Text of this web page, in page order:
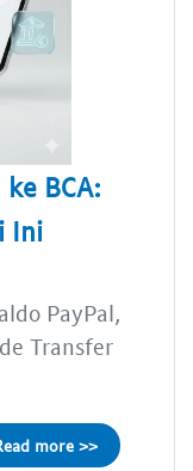
BCA:
Ini
PayPal,
Transfer
more >>